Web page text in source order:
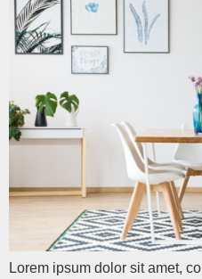
Lorem ipsum dolor sit amet,